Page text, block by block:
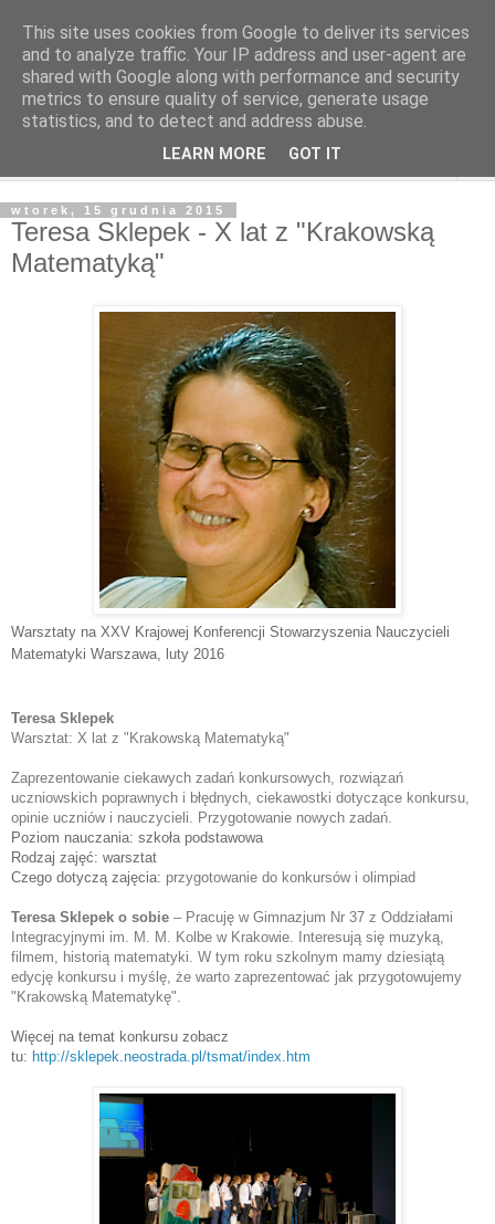
wtorek, 15 grudnia 2015
Teresa Sklepek - X lat z "Krakowską
Matematyką"
Warsztaty na XXV Krajowej Konferencji Stowarzyszenia Nauczycieli
Matematyki Warszawa , luty 2016
Teresa Sklepek
Warsztat: X lat z "Krakowską Matematyką"
Zaprezentowanie ciekawych zadań konkursowych, rozwiązań
uczniowskich poprawnych i błędnych, ciekawostki dotyczące konkursu,
opinie uczniów i nauczycieli. Przygotowanie nowych zadań.
Poziom nauczania: szkoła podstawowa
Rodzaj zajęć: warsztat
Czego dotyczą zajęcia: przygotowanie do konkursów i olimpiad
Teresa Sklepek o sobie – Pracuję w Gimnazjum Nr 37 z Oddziałami
Integracyjnymi im. M. M. Kolbe w Krakowie. Interesują się muzyką,
filmem, historią matematyki. W tym roku szkolnym mamy dziesiątą
edycję konkursu i myślę, że warto zaprezentować jak przygotowujemy
"Krakowską Matematykę".
Więcej na temat konkursu zobacz
tu: http://sklepek.neostrada.pl/tsmat/index.htm
This site uses cookies from Google to deliver its services
and to analyze traffic. Your IP address and user-agent are
shared with Google along with performance and security
metrics to ensure quality of service, generate usage
statistics, and to detect and address abuse.
LEARN MORE GOT IT